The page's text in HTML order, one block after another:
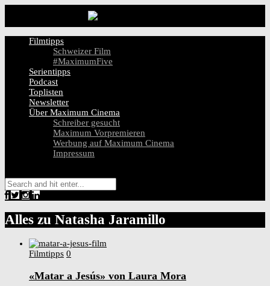
Filmtipps
Schweizer Film
#MaximumFive
Serientipps
Podcast
Toplisten
Newsletter
Über Maximum Cinema
Schreiber gesucht
Maximum Vorpremieren
Werbung auf Maximum Cinema
Impressum
Alles zu Natasha Jaramillo
Filmtipps 0
«Matar a Jesús» von Laura Mora